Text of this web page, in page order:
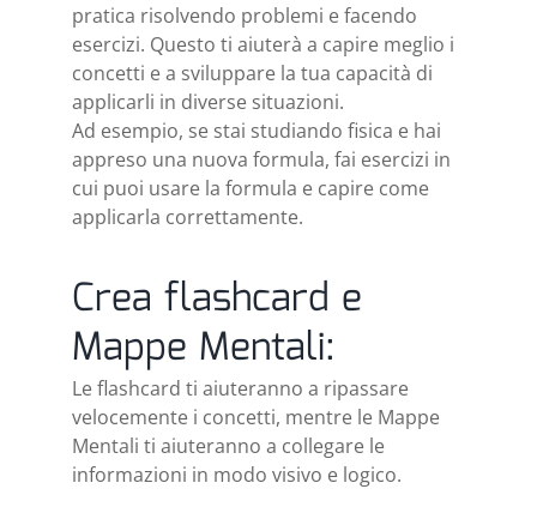
pratica risolvendo problemi e facendo
esercizi. Questo ti aiuterà a capire meglio i
concetti e a sviluppare la tua capacità di
applicarli in diverse situazioni.
Ad esempio, se stai studiando fisica e hai
appreso una nuova formula, fai esercizi in
cui puoi usare la formula e capire come
applicarla correttamente.
Crea flashcard e
Mappe Mentali:
Le flashcard ti aiuteranno a ripassare
velocemente i concetti, mentre le Mappe
Mentali ti aiuteranno a collegare le
informazioni in modo visivo e logico.